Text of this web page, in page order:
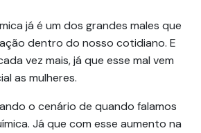
já é um dos grandes males que
dentro do nosso cotidiano. E
vez mais, já que esse mal vem
as mulheres.
o cenário de quando falamos
Já que com esse aumento na